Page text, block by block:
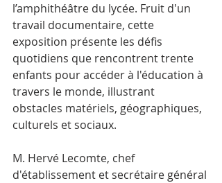
l’amphithéâtre du lycée. Fruit d'un
travail documentaire, cette
exposition présente les défis
quotidiens que rencontrent trente
enfants pour accéder à l'éducation à
travers le monde, illustrant
obstacles matériels, géographiques,
culturels et sociaux.
M. Hervé Lecomte, chef
d'établissement et secrétaire général